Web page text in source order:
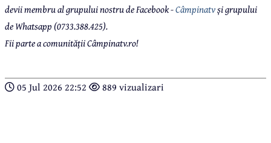
devii membru al grupului nostru de Facebook -Câmpinatvși grupului
de Whatsapp (0733.388.425).
Fii parte a comunității Câmpinatv.ro!
05 Jul 2026 22:52 889 vizualizari